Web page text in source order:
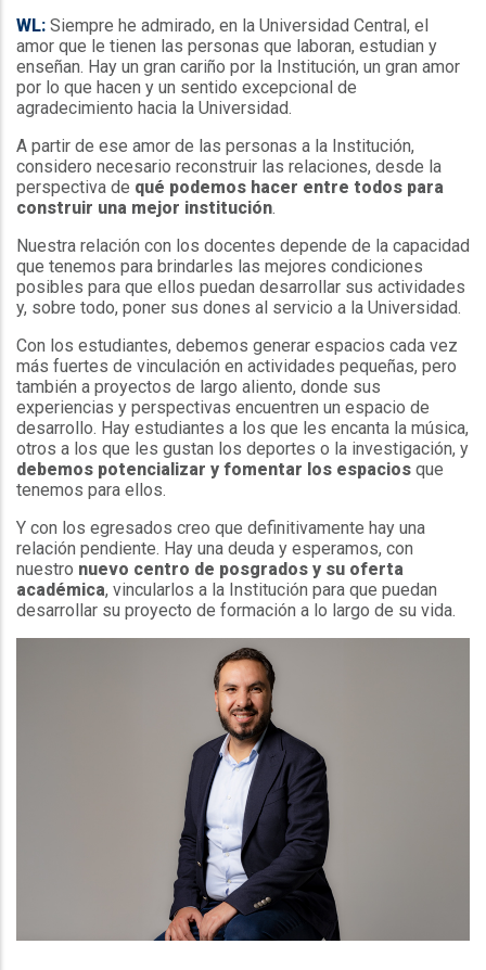
WL: Siempre he admirado, en la Universidad Central, el
amor que le tienen las personas que laboran, estudian y
enseñan. Hay un gran cariño por la Institución, un gran amor
por lo que hacen y un sentido excepcional de
agradecimiento hacia la Universidad.
A partir de ese amor de las personas a la Institución,
considero necesario reconstruir las relaciones, desde la
perspectiva de qué podemos hacer entre todos para
construir una mejor institución.
Nuestra relación con los docentes depende de la capacidad
que tenemos para brindarles las mejores condiciones
posibles para que ellos puedan desarrollar sus actividades
y, sobre todo, poner sus dones al servicio a la Universidad.
Con los estudiantes, debemos generar espacios cada vez
más fuertes de vinculación en actividades pequeñas, pero
también a proyectos de largo aliento, donde sus
experiencias y perspectivas encuentren un espacio de
desarrollo. Hay estudiantes a los que les encanta la música,
otros a los que les gustan los deportes o la investigación, y
debemos potencializar y fomentar los espacios que
tenemos para ellos.
Y con los egresados creo que definitivamente hay una
relación pendiente. Hay una deuda y esperamos, con
nuestro nuevo centro de posgrados y su oferta
académica, vincularlos a la Institución para que puedan
desarrollar su proyecto de formación a lo largo de su vida.